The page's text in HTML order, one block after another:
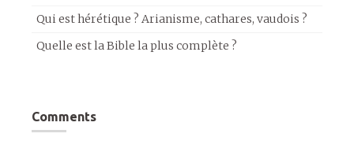
Qui est hérétique ? Arianisme, cathares, vaudois ?
Quelle est la Bible la plus complète ?
Comments